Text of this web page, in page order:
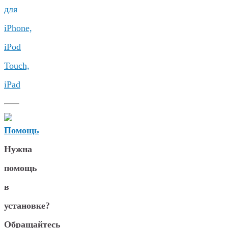
для
iPhone,
iPod
Touch,
iPad
Нужна
помощь
в
установке?
Обращайтесь